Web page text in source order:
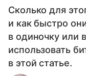
Сколько для
и как быстро
в одиночку или
использовать
в этой статье.